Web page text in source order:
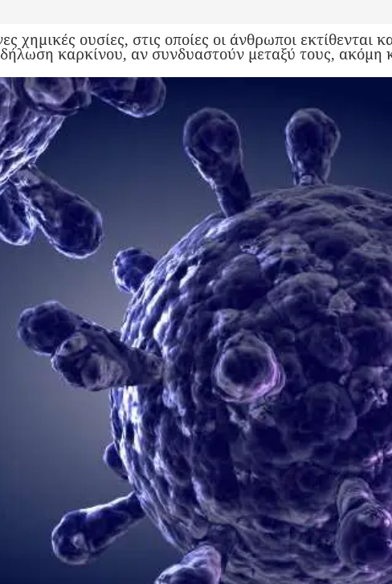
χημικές ουσίες, στις οποίες οι άνθρωποι εκτίθενται
καρκίνου, αν συνδυαστούν μεταξύ τους, ακόμη